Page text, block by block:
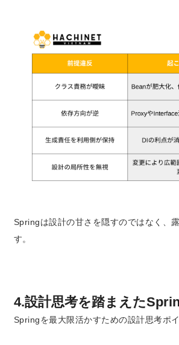
Springは設計の甘さを隠すのではなく、
す。
4.設計思考を踏まえた
Springを最大限活かすための設計思考ポイ